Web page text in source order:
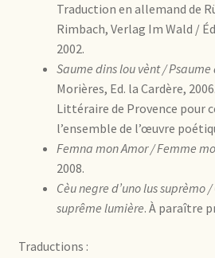
Traduction en allemand de
Rimbach, Verlag Im Wald /
2002.
Saume dins lou vènt / Psaume
Morières, Ed. la Cardère,
Littéraire de Provence pour
l’ensemble de l’œuvre
Femna mon Amor / Femme
2008.
Cèu negre d’uno lus suprèmo
suprême lumière. À paraître
Traductions :